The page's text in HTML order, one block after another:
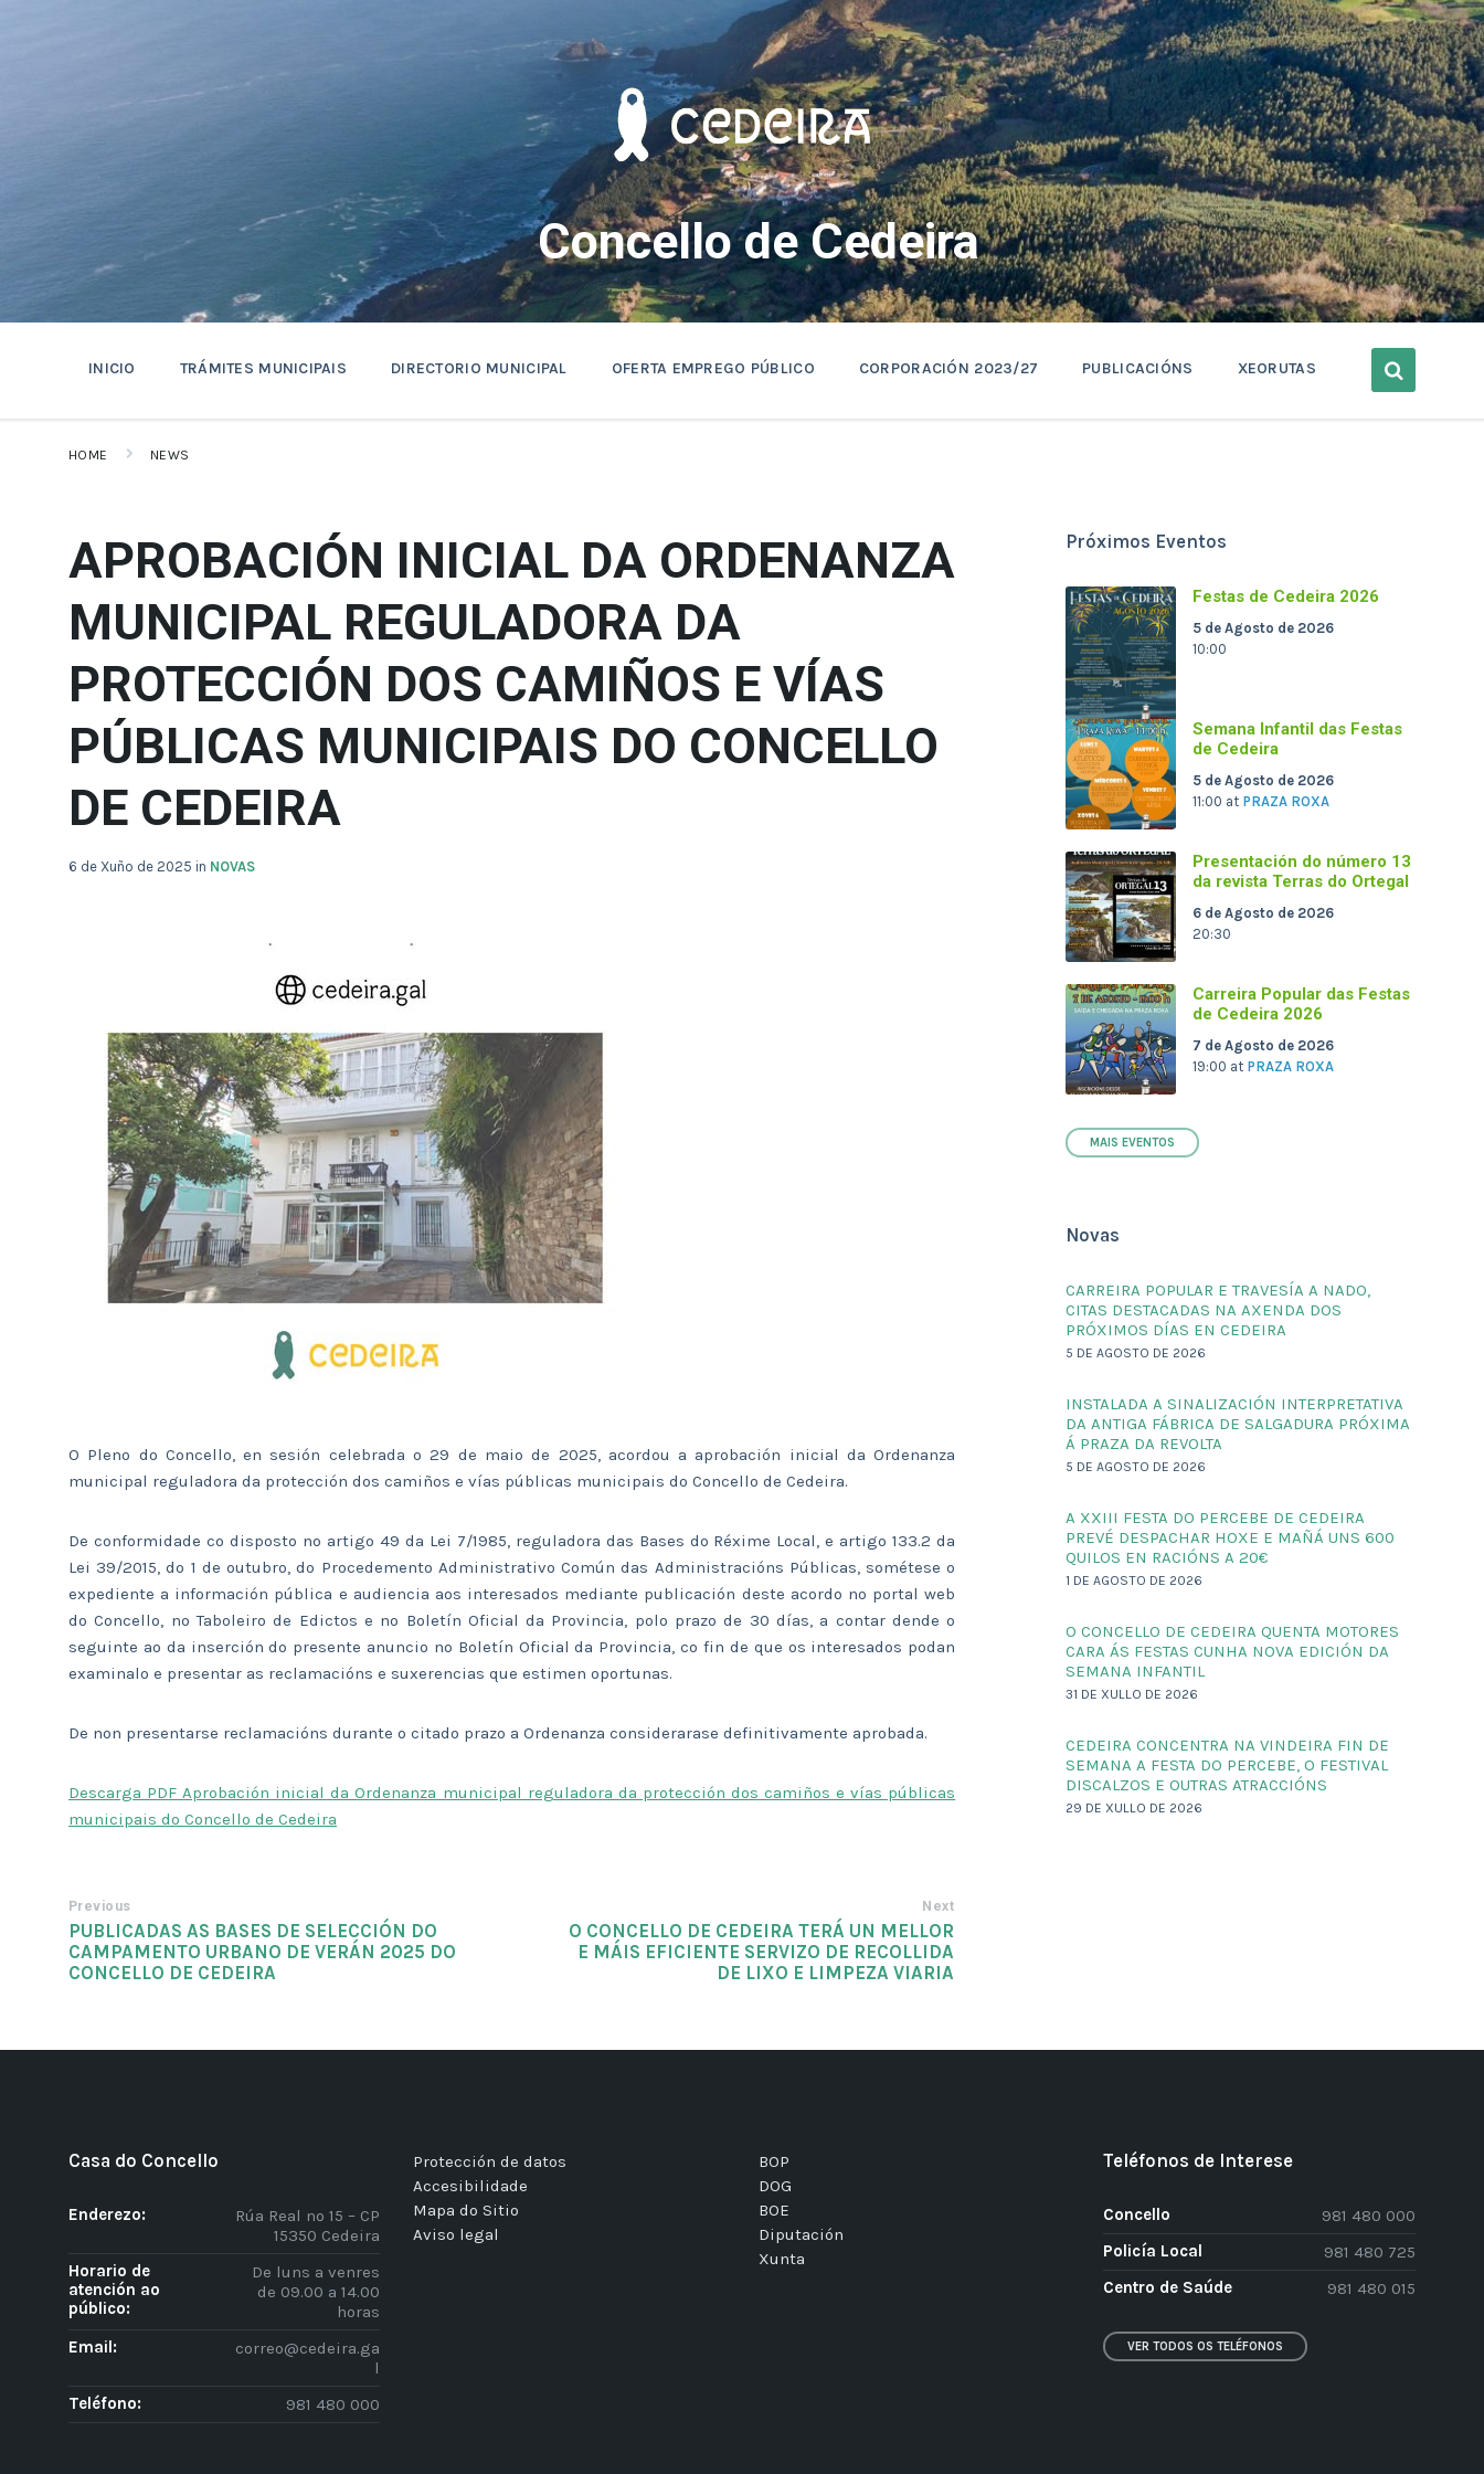
Concello de Cedeira
INICIO TRÁMITES MUNICIPAIS DIRECTORIO MUNICIPAL OFERTA EMPREGO PÚBLICO CORPORACIÓN 2023/27 PUBLICACIÓNS XEORUTAS
HOME NEWS
APROBACIÓN INICIAL DA ORDENANZA
MUNICIPAL REGULADORA DA
PROTECCIÓN DOS CAMIÑOS E VÍAS
PÚBLICAS MUNICIPAIS DO CONCELLO
DE CEDEIRA
6 de Xuño de 2025 in NOVAS
O Pleno do Concello, en sesión celebrada o 29 de maio de 2025, acordou a aprobación inicial da Ordenanza
municipal reguladora da protección dos camiños e vías públicas municipais do Concello de Cedeira.
De conformidade co disposto no artigo 49 da Lei 7/1985, reguladora das Bases do Réxime Local, e artigo 133.2 da
Lei 39/2015, do 1 de outubro, do Procedemento Administrativo Común das Administracións Públicas, sométese o
expediente a información pública e audiencia aos interesados mediante publicación deste acordo no portal web
do Concello, no Taboleiro de Edictos e no Boletín Oficial da Provincia, polo prazo de 30 días, a contar dende o
seguinte ao da inserción do presente anuncio no Boletín Oficial da Provincia, co fin de que os interesados podan
examinalo e presentar as reclamacións e suxerencias que estimen oportunas.
De non presentarse reclamacións durante o citado prazo a Ordenanza considerarase definitivamente aprobada.
Descarga PDF Aprobación inicial da Ordenanza municipal reguladora da protección dos camiños e vías públicas
municipais do Concello de Cedeira
Previous
PUBLICADAS AS BASES DE SELECCIÓN DO
CAMPAMENTO URBANO DE VERÁN 2025 DO
CONCELLO DE CEDEIRA
Next
O CONCELLO DE CEDEIRA TERÁ UN MELLOR
E MÁIS EFICIENTE SERVIZO DE RECOLLIDA
DE LIXO E LIMPEZA VIARIA
Próximos Eventos
Festas de Cedeira 2026
5 de Agosto de 2026
10:00
Semana Infantil das Festas
de Cedeira
5 de Agosto de 2026
11:00 at PRAZA ROXA
Presentación do número 13
da revista Terras do Ortegal
6 de Agosto de 2026
20:30
Carreira Popular das Festas
de Cedeira 2026
7 de Agosto de 2026
19:00 at PRAZA ROXA
MAIS EVENTOS
Novas
CARREIRA POPULAR E TRAVESÍA A NADO,
CITAS DESTACADAS NA AXENDA DOS
PRÓXIMOS DÍAS EN CEDEIRA
5 DE AGOSTO DE 2026
INSTALADA A SINALIZACIÓN INTERPRETATIVA
DA ANTIGA FÁBRICA DE SALGADURA PRÓXIMA
Á PRAZA DA REVOLTA
5 DE AGOSTO DE 2026
A XXIII FESTA DO PERCEBE DE CEDEIRA
PREVÉ DESPACHAR HOXE E MAÑÁ UNS 600
QUILOS EN RACIÓNS A 20€
1 DE AGOSTO DE 2026
O CONCELLO DE CEDEIRA QUENTA MOTORES
CARA ÁS FESTAS CUNHA NOVA EDICIÓN DA
SEMANA INFANTIL
31 DE XULLO DE 2026
CEDEIRA CONCENTRA NA VINDEIRA FIN DE
SEMANA A FESTA DO PERCEBE, O FESTIVAL
DISCALZOS E OUTRAS ATRACCIÓNS
29 DE XULLO DE 2026
Casa do Concello
Enderezo:
Rúa Real nº 15 – CP
15350 Cedeira
Horario de
atención ao
público:
De luns a venres
de 09.00 a 14.00
horas
Email:
correo@cedeira.ga
l
Teléfono:
981 480 000
Protección de datos
Accesibilidade
Mapa do Sitio
Aviso legal
BOP
DOG
BOE
Diputación
Xunta
Teléfonos de Interese
Concello
981 480 000
Policía Local
981 480 725
Centro de Saúde
981 480 015
VER TODOS OS TELÉFONOS